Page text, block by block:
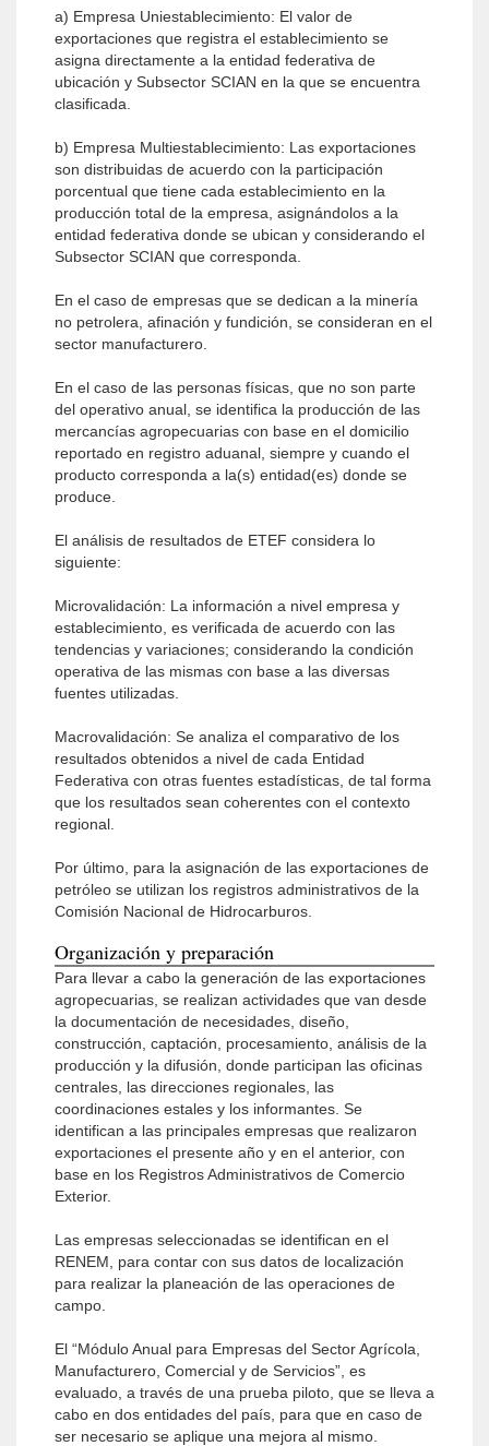
a) Empresa Uniestablecimiento: El valor de
exportaciones que registra el establecimiento se
asigna directamente a la entidad federativa de
ubicación y Subsector SCIAN en la que se encuentra
clasificada.
b) Empresa Multiestablecimiento: Las exportaciones
son distribuidas de acuerdo con la participación
porcentual que tiene cada establecimiento en la
producción total de la empresa, asignándolos a la
entidad federativa donde se ubican y considerando el
Subsector SCIAN que corresponda.
En el caso de empresas que se dedican a la minería
no petrolera, afinación y fundición, se consideran en el
sector manufacturero.
En el caso de las personas físicas, que no son parte
del operativo anual, se identifica la producción de las
mercancías agropecuarias con base en el domicilio
reportado en registro aduanal, siempre y cuando el
producto corresponda a la(s) entidad(es) donde se
produce.
El análisis de resultados de ETEF considera lo
siguiente:
Microvalidación: La información a nivel empresa y
establecimiento, es verificada de acuerdo con las
tendencias y variaciones; considerando la condición
operativa de las mismas con base a las diversas
fuentes utilizadas.
Macrovalidación: Se analiza el comparativo de los
resultados obtenidos a nivel de cada Entidad
Federativa con otras fuentes estadísticas, de tal forma
que los resultados sean coherentes con el contexto
regional.
Por último, para la asignación de las exportaciones de
petróleo se utilizan los registros administrativos de la
Comisión Nacional de Hidrocarburos.
Organización y preparación
Para llevar a cabo la generación de las exportaciones
agropecuarias, se realizan actividades que van desde
la documentación de necesidades, diseño,
construcción, captación, procesamiento, análisis de la
producción y la difusión, donde participan las oficinas
centrales, las direcciones regionales, las
coordinaciones estales y los informantes. Se
identifican a las principales empresas que realizaron
exportaciones el presente año y en el anterior, con
base en los Registros Administrativos de Comercio
Exterior.
Las empresas seleccionadas se identifican en el
RENEM, para contar con sus datos de localización
para realizar la planeación de las operaciones de
campo.
El “Módulo Anual para Empresas del Sector Agrícola,
Manufacturero, Comercial y de Servicios”, es
evaluado, a través de una prueba piloto, que se lleva a
cabo en dos entidades del país, para que en caso de
ser necesario se aplique una mejora al mismo.